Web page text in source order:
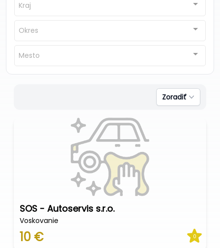
Kraj
Okres
Mesto
Zoradiť
SOS - Autoservis s.r.o.
Voskovanie
10 € 0